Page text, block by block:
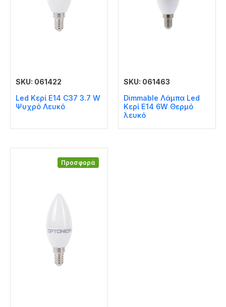
SKU: 061422
Led Κερί E14 C37 3.7 W
Ψυχρό Λευκό
SKU: 061463
Dimmable Λάμπα Led
Κερί E14 6W Θερμό
λευκό
Προσφορά